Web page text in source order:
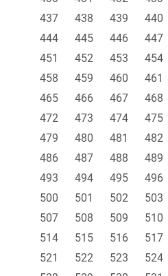
437
438 439 440
444
445 446 447
451
452 453 454
458
459 460 461
465
466 467 468
472
473 474 475
479
480 481 482
486
487 488 489
493
494 495 496
500
501 502 503
507
508 509 510
514
515 516 517
521
522 523 524